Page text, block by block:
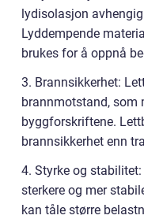
lydisolasjon
Lyddempende
brukes for å oppnå
3. Brannsikkerhet:
brannmotstand, som
byggforskriftene.
brannsikkerhet enn
4. Styrke og
sterkere og mer
kan tåle større